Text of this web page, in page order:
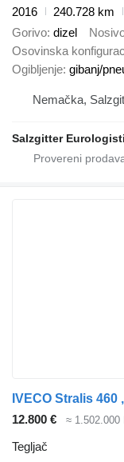
2016 240.728 km
Gorivo dizel
Osovinska
Ogibljenje gibanj/
Nemačka,
Salzgitter
IVECO Stralis 460
12.800 €
≈ 1.502.000
Tegljač